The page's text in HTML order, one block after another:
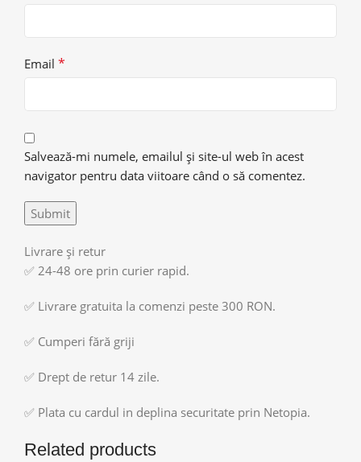
Email *
Salvează-mi numele, emailul și site-ul web în acest
navigator pentru data viitoare când o să comentez.
Livrare și retur
✅ 24-48 ore prin curier rapid.
✅ Livrare gratuita la comenzi peste 300 RON.
✅ Cumperi fără griji
✅ Drept de retur 14 zile.
✅ Plata cu cardul in deplina securitate prin Netopia.
Related products